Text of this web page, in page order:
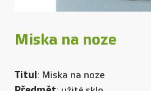
Miska na noze
Titul: Miska na noze